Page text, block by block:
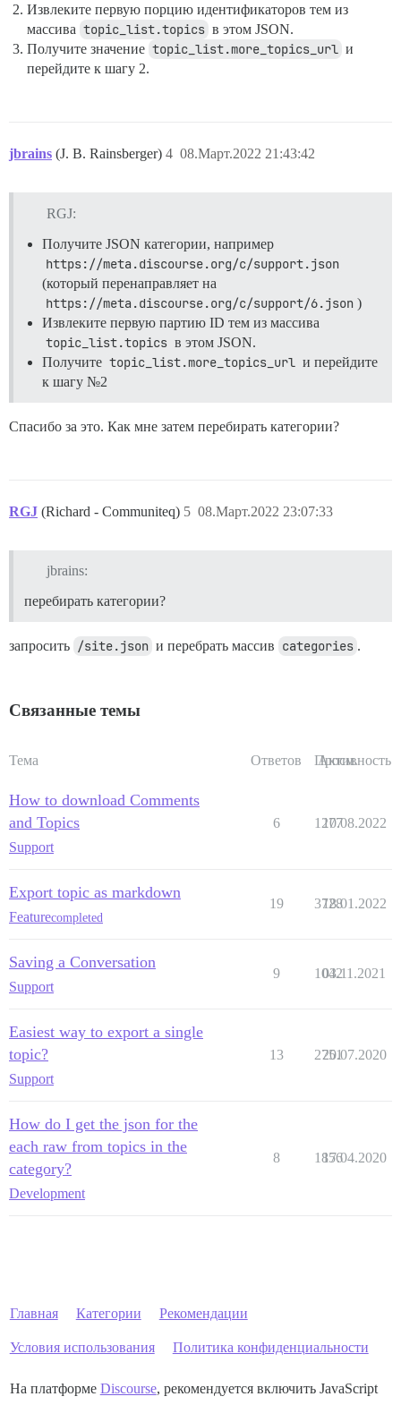
Извлеките первую порцию идентификаторов тем из
массива topic_list.topics в этом JSON.
Получите значение topic_list.more_topics_url и
перейдите к шагу 2.
jbrains (J. B. Rainsberger) 08.Март.2022 21:43:42
4
RGJ:
Получите JSON категории, например
https://meta.discourse.org/c/support.json
(который перенаправляет на
https://meta.discourse.org/c/support/6.json )
Извлеките первую партию ID тем из массива
topic_list.topics в этом JSON.
Получите topic_list.more_topics_url и перейдите
к шагу №2
Спасибо за это. Как мне затем перебирать категории?
RGJ (Richard - Communiteq) 08.Март.2022 23:07:33
5
jbrains:
перебирать категории?
запросить /site.json и перебрать массив categories .
Связанные темы
Тема Ответов Просм.
Активность
How to download Comments
and Topics
Support
6 1277
10.08.2022
Export topic as markdown
Featurecompleted
19 3728
18.01.2022
Saving a Conversation
Support
9 1042
03.11.2021
Easiest way to export a single
topic?
Support
13 2751
20.07.2020
How do I get the json for the
each raw from topics in the
category?
Development
8 1856
17.04.2020
Главная Категории Рекомендации
Условия использования Политика конфиденциальности
На платформе Discourse, рекомендуется включить JavaScript